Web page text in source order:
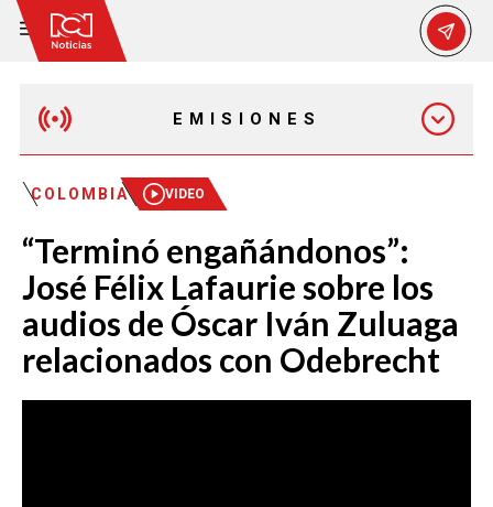
EMISIONES
MAÑANA EXPRESS
EMISIÓN 12:30 PM
EMISIÓN 7:00 PM
EMISIÓN 11:30 PM
COLOMBIA VIDEO
“Terminó engañándonos”:
José Félix Lafaurie sobre los
audios de Óscar Iván Zuluaga
relacionados con Odebrecht